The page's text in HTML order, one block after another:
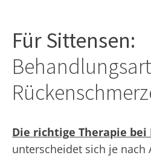
Für Sittensen:
Die richtige Therapie bei
unterscheidet sich je nach